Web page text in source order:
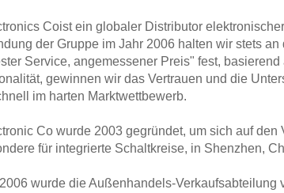
Coist ein globaler Distributor
der Gruppe im Jahr 2006 halten wir stets
Service, angemessener Preis" fest,
gewinnen wir das Vertrauen und die
im harten Marktwettbewerb.
Co wurde 2003 gegründet, um sich auf den
für integrierte Schaltkreise, in Shenzhen,
wurde die Außenhandels-Verkaufsabteilung